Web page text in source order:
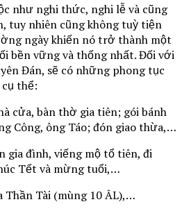
như nghi thức, nghi lễ và cũng
tuy nhiên cũng không tuỳ tiện
ngày khiến nó trở thành một
bền vững và thống nhất. Đối với
Đán, sẽ có những phong tục
thể:
cửa, bàn thờ gia tiên; gói bánh
Công, ông Táo; đón giao thừa,…
gia đình, viếng mộ tổ tiên, đi
Tết và mừng tuổi,…
Thần Tài (mùng 10 ÂL),…